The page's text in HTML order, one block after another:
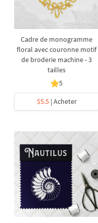
Cadre de monogramme
floral avec couronne motif
de broderie machine - 3
tailles
5
$5.5| Acheter